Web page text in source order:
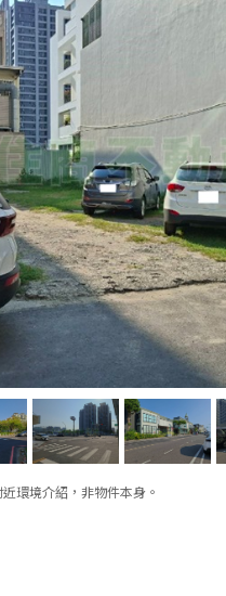
環境介紹，非物件本身。